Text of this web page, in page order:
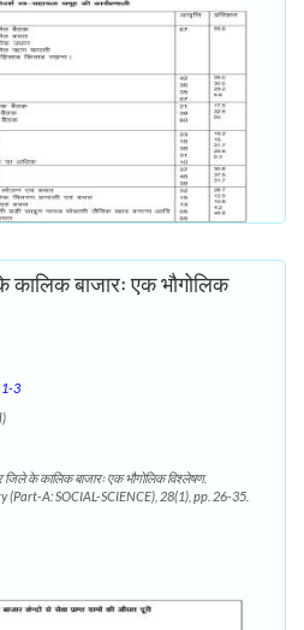
बाजारः एक भौगोलिक
3
के कालिक बाजारः एक भौगोलिक विश्लेषण.
A: SOCIAL-SCIENCE), 28(1), pp. 26-35.